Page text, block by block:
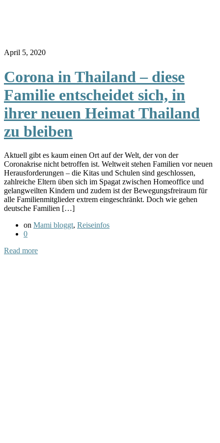
April 5, 2020
Corona in Thailand – diese
Familie entscheidet sich, in
ihrer neuen Heimat Thailand
zu bleiben
Aktuell gibt es kaum einen Ort auf der Welt, der von der
Coronakrise nicht betroffen ist. Weltweit stehen Familien vor neuen
Herausforderungen – die Kitas und Schulen sind geschlossen,
zahlreiche Eltern üben sich im Spagat zwischen Homeoffice und
gelangweilten Kindern und zudem ist der Bewegungsfreiraum für
alle Familienmitglieder extrem eingeschränkt. Doch wie gehen
deutsche Familien […]
on Mami bloggt, Reiseinfos
0
Read more